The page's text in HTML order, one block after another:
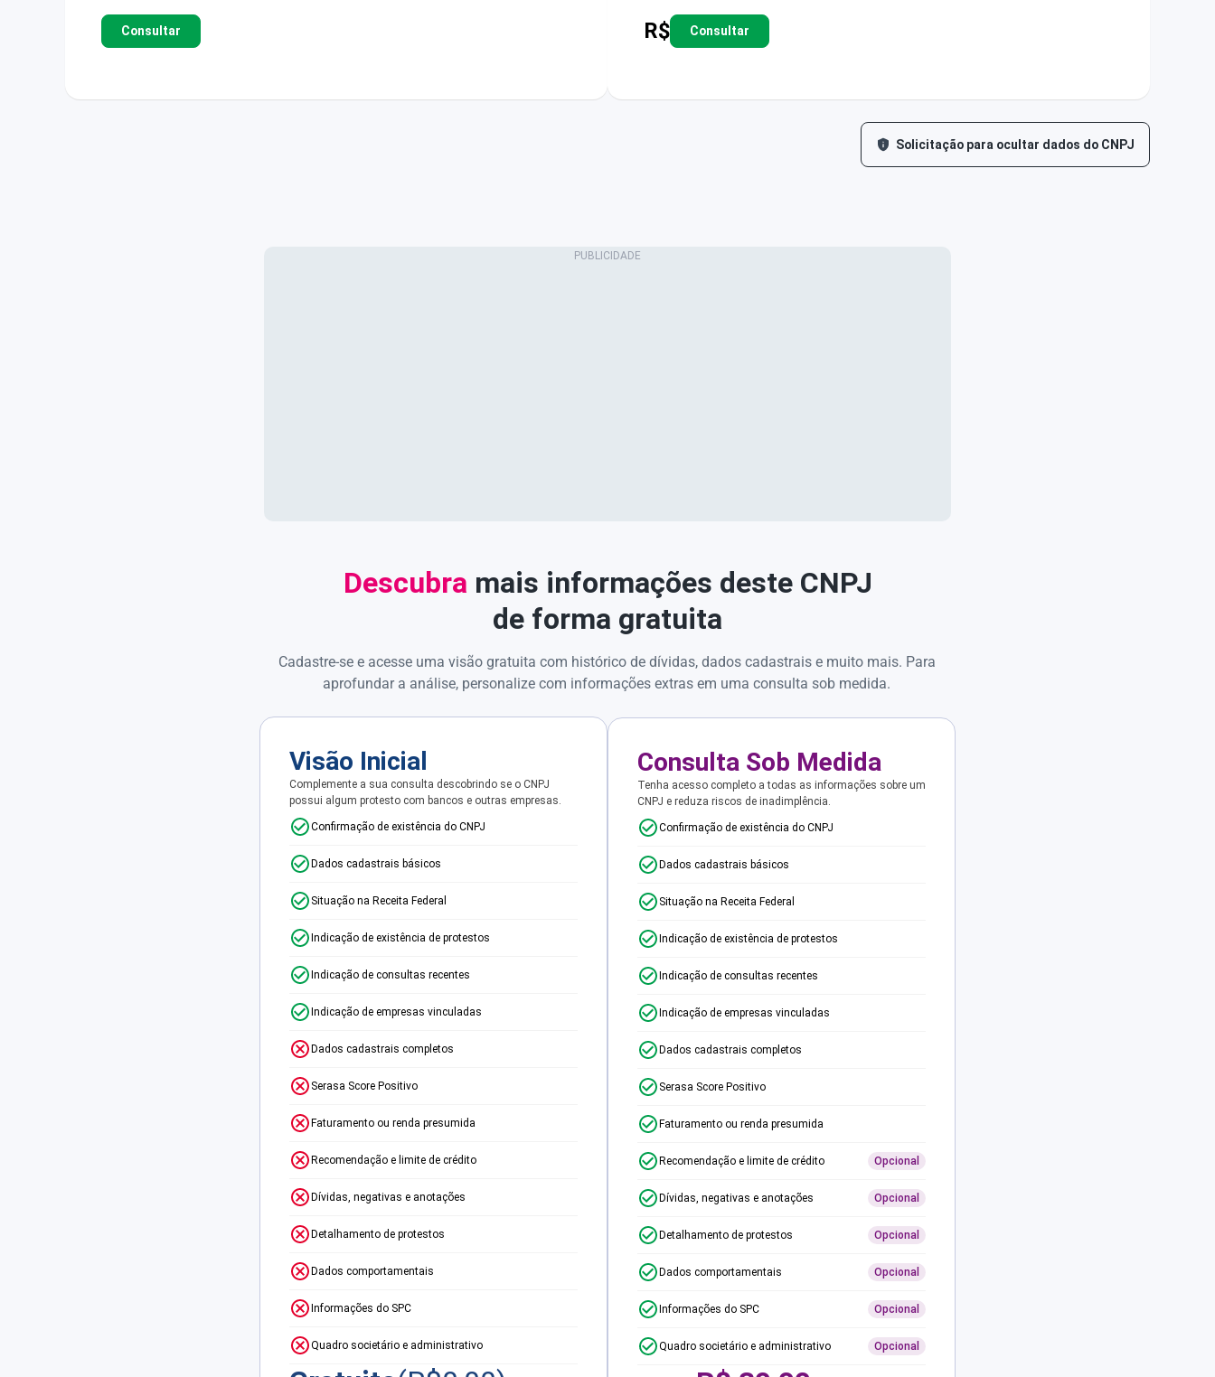
Consultar R$ Consultar
Solicitação para ocultar dados do CNPJ
Descubra mais informações deste CNPJ
de forma gratuita
Cadastre-se e acesse uma visão gratuita com histórico de dívidas, dados cadastrais e muito mais. Para
aprofundar a análise, personalize com informações extras em uma consulta sob medida.
Visão Inicial
Complemente a sua consulta descobrindo se o CNPJ
possui algum protesto com bancos e outras empresas.
Confirmação de existência do CNPJ
Dados cadastrais básicos
Situação na Receita Federal
Indicação de existência de protestos
Indicação de consultas recentes
Indicação de empresas vinculadas
Dados cadastrais completos
Serasa Score Positivo
Faturamento ou renda presumida
Recomendação e limite de crédito
Dívidas, negativas e anotações
Detalhamento de protestos
Dados comportamentais
Informações do SPC
Quadro societário e administrativo
Consulta Sob Medida
Tenha acesso completo a todas as informações sobre um
CNPJ e reduza riscos de inadimplência.
Confirmação de existência do CNPJ
Dados cadastrais básicos
Situação na Receita Federal
Indicação de existência de protestos
Indicação de consultas recentes
Indicação de empresas vinculadas
Dados cadastrais completos
Serasa Score Positivo
Faturamento ou renda presumida
Recomendação e limite de crédito Opcional
Dívidas, negativas e anotações Opcional
Detalhamento de protestos Opcional
Dados comportamentais Opcional
Informações do SPC Opcional
Quadro societário e administrativo Opcional